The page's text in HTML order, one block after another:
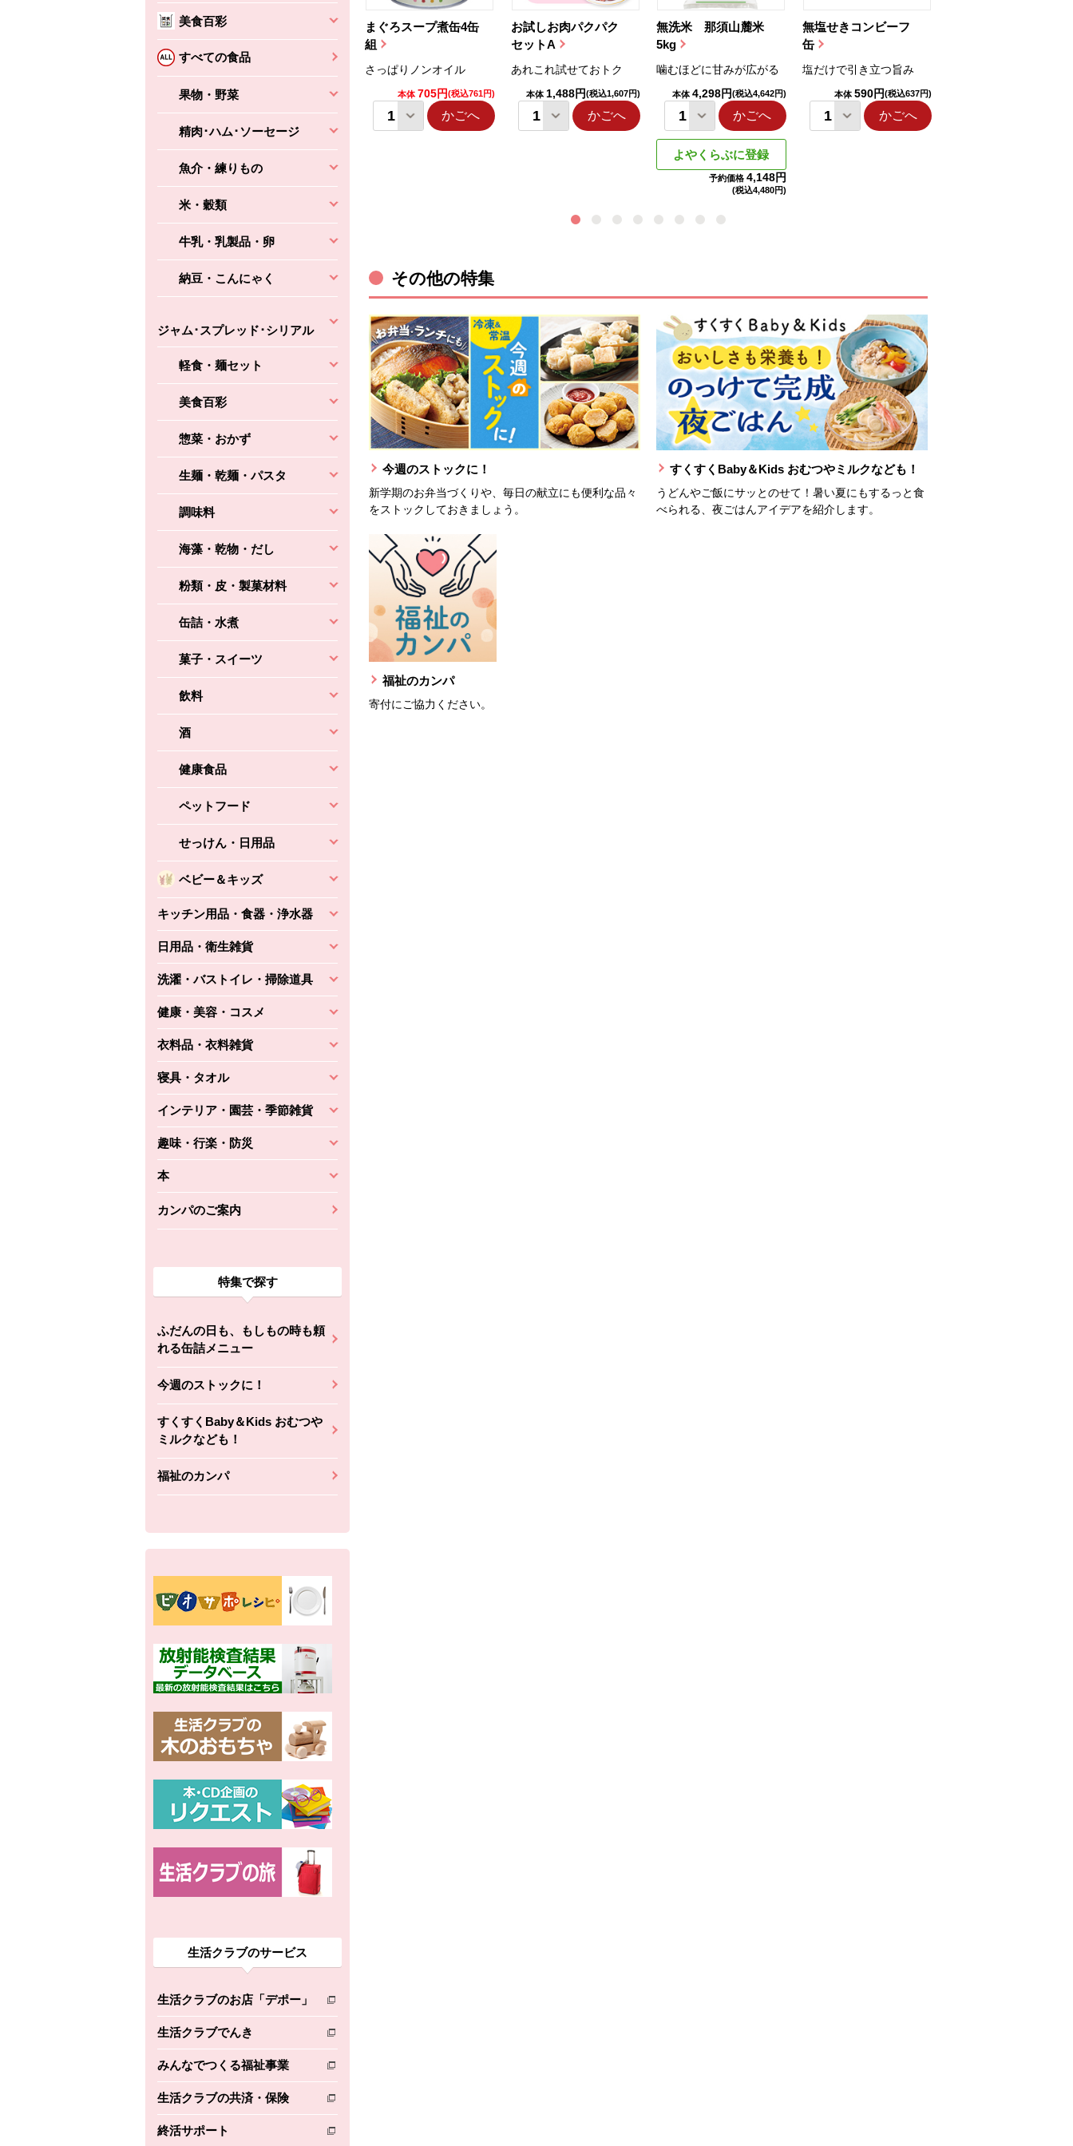
美食百彩
すべての食品
果物・野菜
精肉･ハム･ソーセージ
魚介・練りもの
米・穀類
牛乳・乳製品・卵
納豆・こんにゃく
ジャム･スプレッド･シリアル
軽食・麺セット
美食百彩
惣菜・おかず
生麺・乾麺・パスタ
調味料
海藻・乾物・だし
粉類・皮・製菓材料
缶詰・水煮
菓子・スイーツ
飲料
酒
健康食品
ペットフード
せっけん・日用品
ベビー＆キッズ
キッチン用品・食器・浄水器
日用品・衛生雑貨
洗濯・バストイレ・掃除道具
健康・美容・コスメ
衣料品・衣料雑貨
寝具・タオル
インテリア・園芸・季節雑貨
趣味・行楽・防災
本
カンパのご案内
特集で探す
ふだんの日も、もしもの時も頼
れる缶詰メニュー
今週のストックに！
すくすくBaby＆Kids おむつや
ミルクなども！
福祉のカンパ
生活クラブのサービス
生活クラブのお店「デポー」
別のウィンドウで開きます。
生活クラブでんき
別のウィンドウで開きます。
みんなでつくる福祉事業
別のウィンドウで開きます。
生活クラブの共済・保険
別のウィンドウで開きます。
終活サポート
別のウィンドウで開きます。
まぐろスープ煮缶4缶
組
さっぱりノンオイル
本体 705円(税込761円)
かごへ
お試しお肉パクパク
セットA
あれこれ試せておトク
本体 1,488円(税込1,607円)
かごへ
無洗米 那須山麓米
5kg
噛むほどに甘みが広がる
本体 4,298円(税込4,642円)
かごへ
よやくらぶに登録
予約価格 4,148円
(税込4,480円)
無塩せきコンビーフ
缶
塩だけで引き立つ旨み
本体 590円(税込637円)
かごへ
ちょこっと揚げ（香
えびの風味がぶわっ！
(税込356円)
かごへ
バルサミコ
コク深くフルーティー
本体2,160円(税込2,333円)
かごへ
その他の特集
今週のストックに！
新学期のお弁当づくりや、毎日の献立にも便利な品々
をストックしておきましょう。
すくすくBaby＆Kids おむつやミルクなども！
うどんやご飯にサッとのせて！暑い夏にもするっと食
べられる、夜ごはんアイデアを紹介します。
福祉のカンパ
寄付にご協力ください。